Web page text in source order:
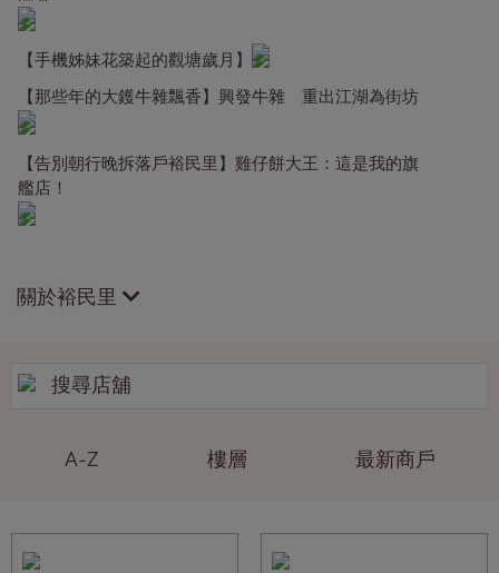
【手機姊妹花築起的觀塘歲月】
【那些年的大鑊牛雜飄香】興發牛雜 重出江湖為街坊
【告別朝行晚拆落戶裕民里】雞仔餅大王：這是我的旗
艦店！
關於裕民里
A-Z 樓層 最新商戶